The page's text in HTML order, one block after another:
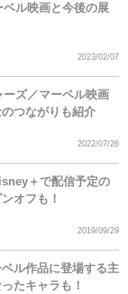
ル映画と今後の展
2023/02/07
ーズ／マーベル映画
つながりも紹介
2022/07/26
＋で配信予定の
オフも！
2019/09/29
ル作品に登場する主
たキャラも！